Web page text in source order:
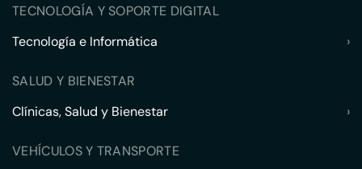
TECNOLOGÍA Y SOPORTE DIGITAL
Tecnología e Informática
›
SALUD Y BIENESTAR
Clínicas, Salud y Bienestar
›
VEHÍCULOS Y TRANSPORTE